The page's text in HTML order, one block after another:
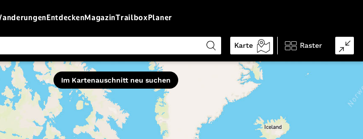
EntdeckenMagazinTrailboxPlaner
Karte Raster
moderat schwer
Eigenschaften
schwindelfrei trittsicher
vorwiegend Pfade leicht zu folgen
gute Grundkondition guter Orientierungssinn
Im Kartenauschnitt neu suchen